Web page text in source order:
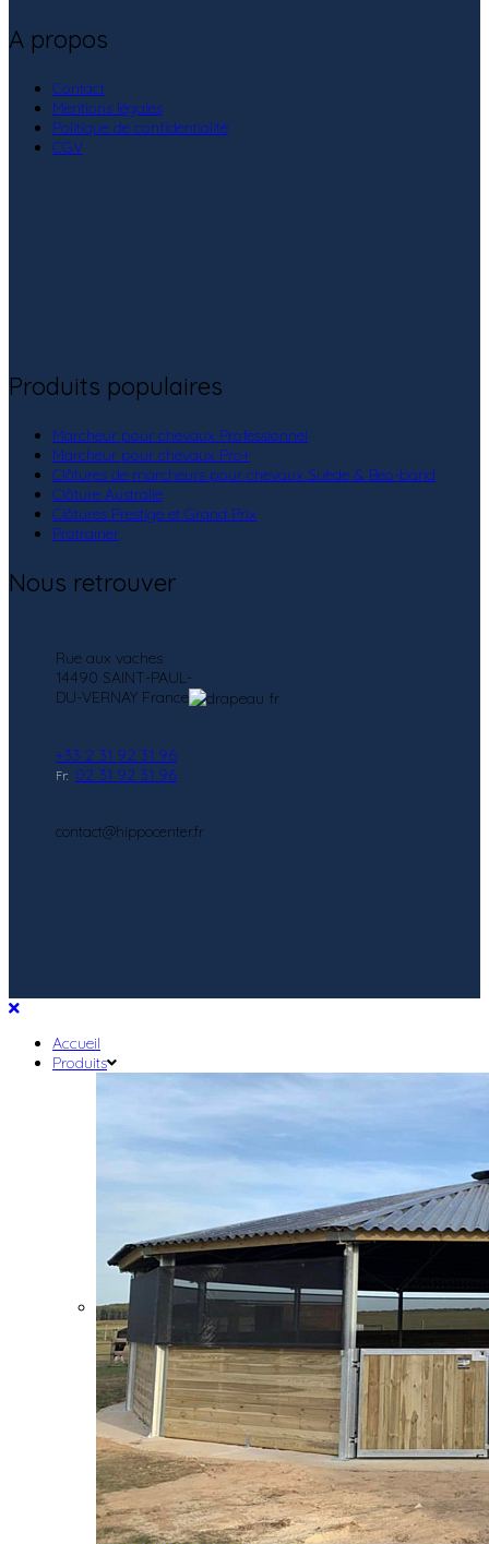
A propos
Contact
Mentions légales
Politique de confidentialité
CGV
Produits populaires
Marcheur pour chevaux Professionnel
Marcheur pour chevaux Pro+
Clôtures de marcheurs pour chevaux Suède & Beo-band
Clôture Australie
Clôtures Prestige et Grand Prix
Protrainer
Nous retrouver
Rue aux vaches
14490 SAINT-PAUL-
DU-VERNAY France
+33 2 31 92 31 96
Fr: 02 31 92 31 96
contact@hippocenter.fr
Accueil
Produits